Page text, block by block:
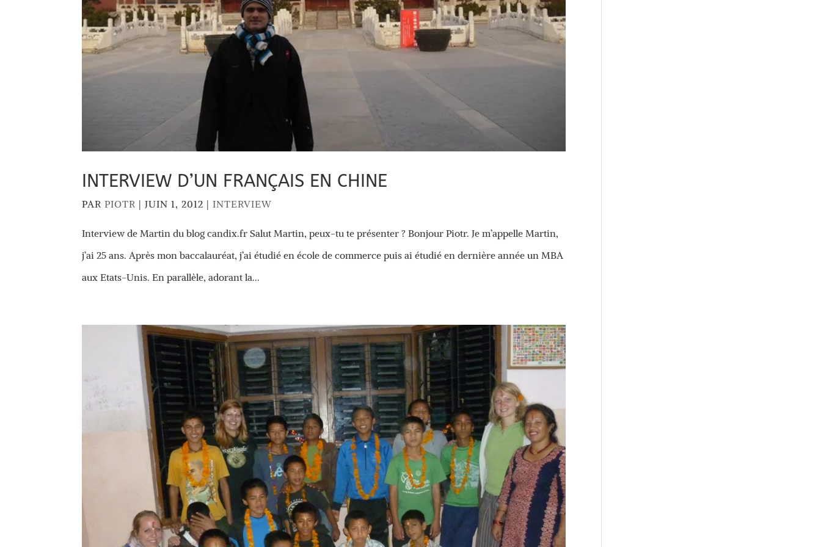
INTERVIEW D’UN FRANÇAIS EN CHINE
PARPIOTR |JUIN 1, 2012 |INTERVIEW
Interview de Martin du blog candix.fr Salut Martin, peux-tu te présenter ? Bonjour Piotr. Je m’appelle Martin,
j’ai 25 ans. Après mon baccalauréat, j’ai étudié en école de commerce puis ai étudié en dernière année un MBA
aux Etats-Unis. En parallèle, adorant la...